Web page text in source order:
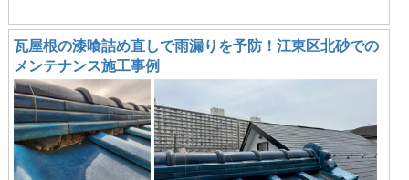
瓦屋根の漆喰詰め直しで雨漏りを予防！江東区北砂での
メンテナンス施工事例